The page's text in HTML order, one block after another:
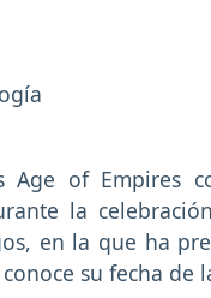
Age of Empires
la
en la que ha
su fecha de